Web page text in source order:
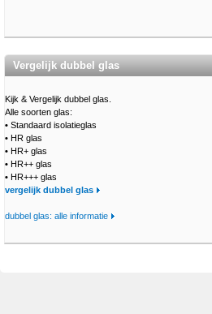
Vergelijk dubbel glas
Kijk & Vergelijk dubbel glas.
Alle soorten glas:
• Standaard isolatieglas
• HR glas
• HR+ glas
• HR++ glas
• HR+++ glas
vergelijk dubbel glas
dubbel glas: alle informatie